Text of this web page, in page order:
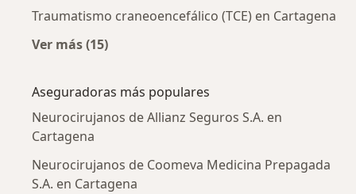
Traumatismo craneoencefálico (TCE) en Cartagena
Ver más (15)
Aseguradoras más populares
Neurocirujanos de Allianz Seguros S.A. en
Cartagena
Neurocirujanos de Coomeva Medicina Prepagada
S.A. en Cartagena